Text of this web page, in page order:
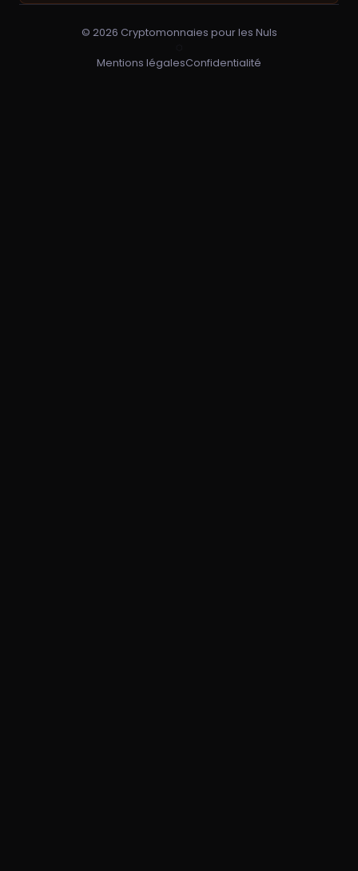
© 2026 Cryptomonnaies pour les Nuls
Mentions légalesConfidentialité